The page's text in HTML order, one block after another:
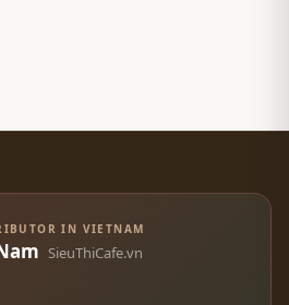
IN VIETNAM
SieuThiCafe.vn